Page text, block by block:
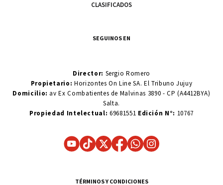
CLASIFICADOS
SEGUINOS EN
Director: Sergio Romero
Propietario:Horizontes On Line SA. El Tribuno Jujuy
Domicilio: av Ex Combatientes de Malvinas 3890 - CP (A4412BYA)
Salta.
Propiedad Intelectual: 69681551 Edición N°: 10767
TÉRMINOS Y CONDICIONES